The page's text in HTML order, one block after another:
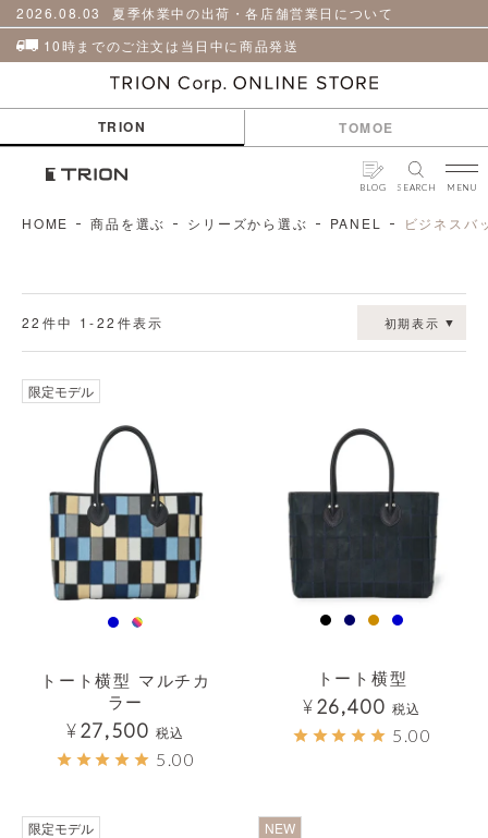
2026.08.03
夏季休業中の出荷・各店舗営業日について
10時までのご注文は当日中に商品発送
TRION TOMOE
BLOG SEARCH MENU
革
小
物
ア
品
HOME 商品を選ぶ シリーズから選ぶ PANEL ビジネスバ
初期表示
22 件中 1-22 件表示
限定モデル
トート横型 マルチカ
ラー
¥27,500 税込
5.00
トート横型
¥26,400 税込
5.00
限定モデル NEW